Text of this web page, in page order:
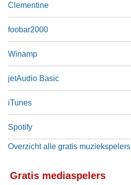
Clementine
foobar2000
Winamp
jetAudio Basic
iTunes
Spotify
Overzicht alle gratis muziekspelers
Gratis mediaspelers